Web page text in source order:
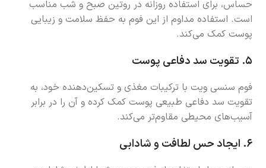
حساس، برای استفاده روزانه در روتین صبح و شب مناسب
است. استفاده مداوم از این فوم به حفظ سلامت و زیبایی
پوست کمک می‌کند.
۵. تقویت سد دفاعی پوست
فوم سنسی ویت با ترکیبات مغذی و تسکین‌دهنده خود، به
تقویت سد دفاعی طبیعی پوست کمک کرده و آن را در برابر
آسیب‌های محیطی مقاوم‌تر می‌کند.
۶. ایجاد حس لطافت و شادابی